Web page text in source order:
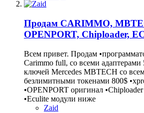
Продам CARIMMO,
OPENPORT, Chiploader,
Всем привет. Продам
Carimmo full, со всеми адаптерами
ключей Mercedes MBTECH со
безлимитными токенами 800$
•OPENPORT оригинал
•Eculite модули ниже
Zaid